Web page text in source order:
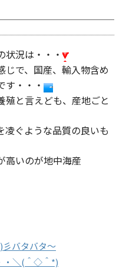
況は・・・
じで、国産、輸入物含め
・・・
殖と言えども、産地ごと
凌ぐような品質の良いも
高いのが地中海産
バタバタ～
・＼(＾◇＾*)